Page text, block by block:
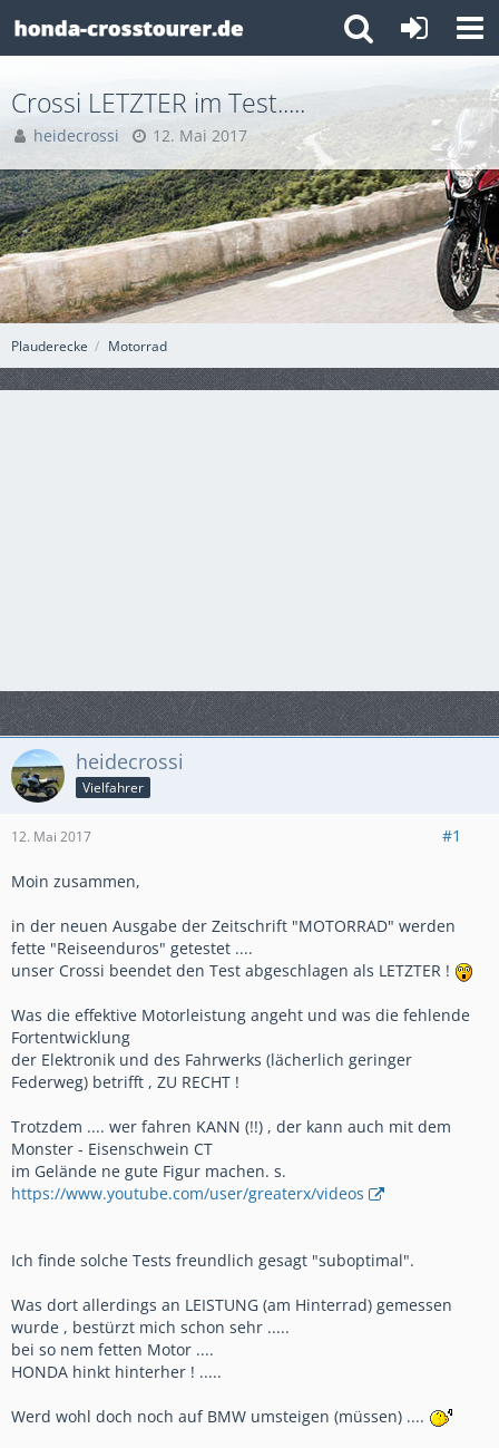
Plauderecke Motorrad
Crossi LETZTER im Test.....
heidecrossi 12. Mai 2017
heidecrossi
Vielfahrer
12. Mai 2017 #1
Moin zusammen,
in der neuen Ausgabe der Zeitschrift "MOTORRAD" werden
fette "Reiseenduros" getestet ....
unser Crossi beendet den Test abgeschlagen als LETZTER !
Was die effektive Motorleistung angeht und was die fehlende
Fortentwicklung
der Elektronik und des Fahrwerks (lächerlich geringer
Federweg) betrifft , ZU RECHT !
Trotzdem .... wer fahren KANN (!!) , der kann auch mit dem
Monster - Eisenschwein CT
im Gelände ne gute Figur machen. s.
https://www.youtube.com/user/greaterx/videos
Ich finde solche Tests freundlich gesagt "suboptimal".
Was dort allerdings an LEISTUNG (am Hinterrad) gemessen
wurde , bestürzt mich schon sehr .....
bei so nem fetten Motor ....
HONDA hinkt hinterher ! .....
Werd wohl doch noch auf BMW umsteigen (müssen) ....